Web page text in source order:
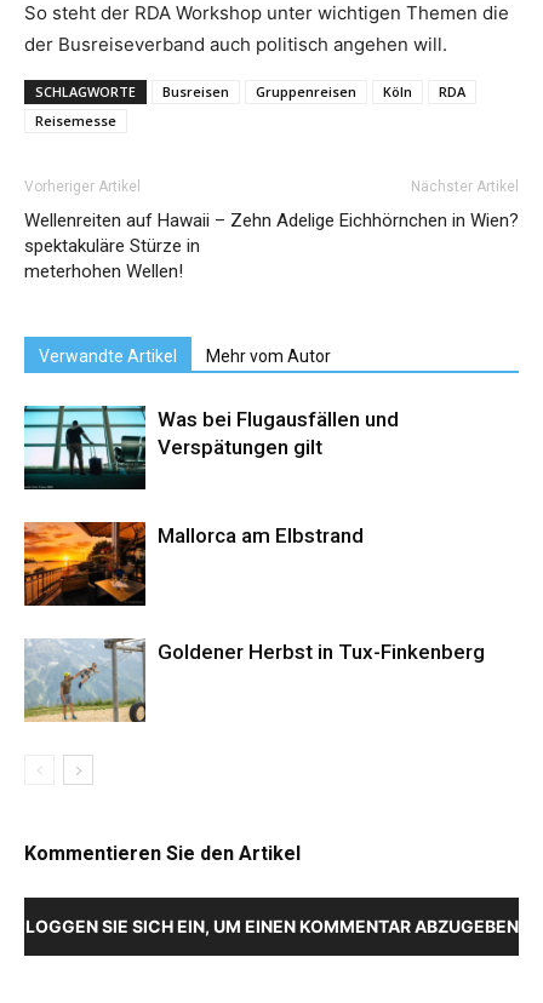
So steht der RDA Workshop unter wichtigen Themen die
der Busreiseverband auch politisch angehen will.
SCHLAGWORTE Busreisen Gruppenreisen Köln
RDA
Reisemesse
Vorheriger Artikel
Wellenreiten auf Hawaii – Zehn
spektakuläre Stürze in
meterhohen Wellen!
Nächster Artikel
Adelige Eichhörnchen in Wien?
Verwandte Artikel Mehr vom Autor
Was bei Flugausfällen und
Verspätungen gilt
Mallorca am Elbstrand
Goldener Herbst in Tux-Finkenberg
Kommentieren Sie den Artikel
LOGGEN SIE SICH EIN, UM EINEN KOMMENTAR ABZUGEBEN